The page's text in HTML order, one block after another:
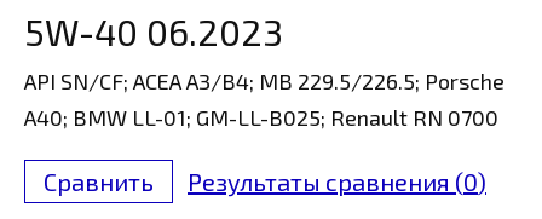
5W-40 06.2023
API SN/CF; ACEA A3/B4; MB 229.5/226.5; Porsche
A40; BMW LL-01; GM-LL-B025; Renault RN 0700
Сравнить Результаты сравнения (0)